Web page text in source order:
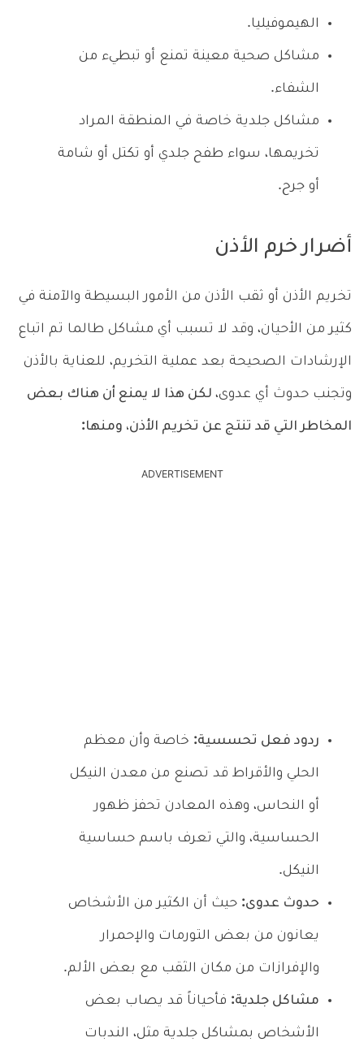
الهيموفيليا.
مشاكل صحية معينة تمنع أو تبطيء من
الشفاء.
مشاكل جلدية خاصة في المنطقة المراد
تخريمها، سواء طفح جلدي أو تكتل أو شامة
أو جرح.
أضرار خرم الأذن
تخريم الأذن أو ثقب الأذن من الأمور البسيطة والآمنة في
كثير من الأحيان، وقد لا تسبب أي مشاكل طالما تم اتباع
الإرشادات الصحيحة بعد عملية التخريم، للعناية بالأذن
وتجنب حدوث أي عدوى، لكن هذا لا يمنع أن هناك بعض
المخاطر التي قد تنتج عن تخريم الأذن، ومنها:
ADVERTISEMENT
ردود فعل تحسسية: خاصة وأن معظم
الحلي والأقراط قد تصنع من معدن النيكل
أو النحاس، وهذه المعادن تحفز ظهور
الحساسية، والتي تعرف باسم حساسية
النيكل.
حدوث عدوى: حيث أن الكثير من الأشخاص
يعانون من بعض التورمات والإحمرار
والإفرازات من مكان الثقب مع بعض الألم.
مشاكل جلدية: فأحياناً قد يصاب بعض
الأشخاص بمشاكل جلدية مثل، الندبات